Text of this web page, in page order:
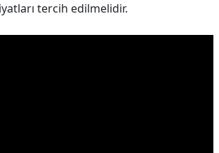
tercih edilmelidir.